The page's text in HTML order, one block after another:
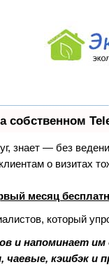
собственном
знает — без
о
месяц
который
и напоминает им
чаевые, кэшбэк и